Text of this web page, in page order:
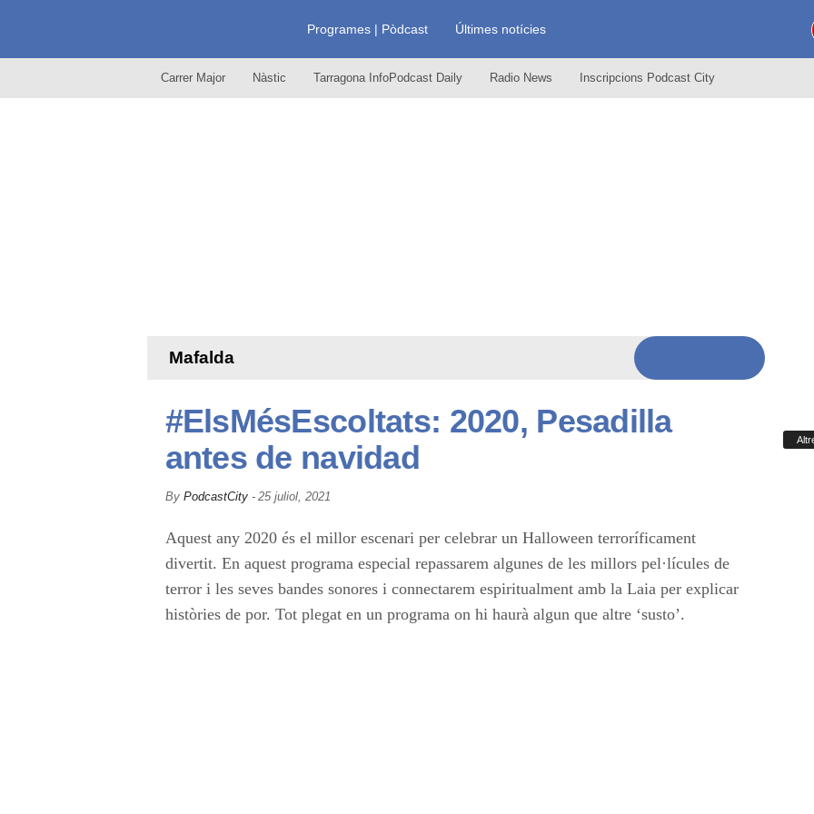
à
u
t
t
Programes | Pòdcast Últimes notícies
Carrer Major Nàstic Tarragona InfoPodcast Daily Radio News Inscripcions Podcast City
Mafalda
#ElsMésEscoltats: 2020, Pesadilla
antes de navidad
By PodcastCity -25 juliol, 2021
Aquest any 2020 és el millor escenari per celebrar un Halloween
terroríficament divertit. En aquest programa especial repassarem algunes de
les millors pel·lícules de terror i les seves bandes sonores i connectarem
espiritualment amb la Laia per explicar històries de por. Tot plegat en un